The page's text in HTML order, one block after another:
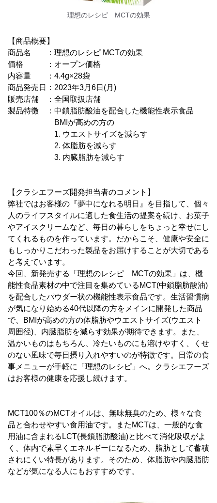
理想のレシピ MCTの効果
【商品概要】
商品名 ：理想のレシピ MCTの効果
価格 ：オープン価格
内容量 ：4.4g×28袋
商品発売日：2023年3月6日(月)
販売店舗 ：全国取扱店舗
製品特徴 ：中鎖脂肪酸油を配合した機能性表示食品
BMIが高めの方の
1. ウエストサイズを減らす
2. 体脂肪を減らす
3. 内臓脂肪を減らす
【クラシエフーズ開発担当者のコメント】
弊社ではお客様の『夢中になれる明日』を目指して、個々
人のライフスタイルに適した食生活の提案を続け、お菓子
やアイスクリームなど、毎日の暮らしをちょっと幸せにし
てくれるものを作っています。だからこそ、健康や安全に
もしっかりこだわった製品をお届けすることが大切である
と考えています。
今回、新発売する「理想のレシピ MCTの効果」は、機
能性食品素材の中で注目を集めているMCT(中鎖脂肪酸油)
を配合したパウダー状の機能性表示食品です。生活習慣病
が気になり始める40代以降の方をメインに開発した商品
で、BMIが高めの方の体脂肪やウエストサイズ(ウエスト
周囲径)、内臓脂肪を減らす効果が期待できます。また、
温かいものはもちろん、冷たいものにも溶けやすく、くせ
のない風味で毎日摂り入れやすいのが特徴です。日常の食
事メニューが手軽に「理想のレシピ」へ。クラシエフーズ
はお客様の健康を応援し続けます。
MCT100％のMCTオイルは、無味無臭のため、様々な食
品と合わせやすい食用油です。またMCTは、一般的な食
用油に含まれるLCT(長鎖脂肪酸油)と比べて消化吸収がよ
く、体内で素早くエネルギーになるため、脂肪として蓄積
されにくい特長があります。そのため、体脂肪や内臓脂肪
などが気になる人にもおすすめです。